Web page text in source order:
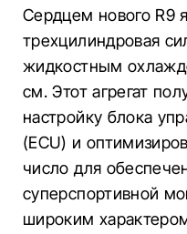
Сердцем нового R9
трехцилиндровая
жидкостным
см. Этот агрегат
настройку блока
(ECU) и
число для
суперспортивной
широким